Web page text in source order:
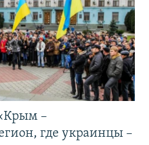
–
где украинцы –